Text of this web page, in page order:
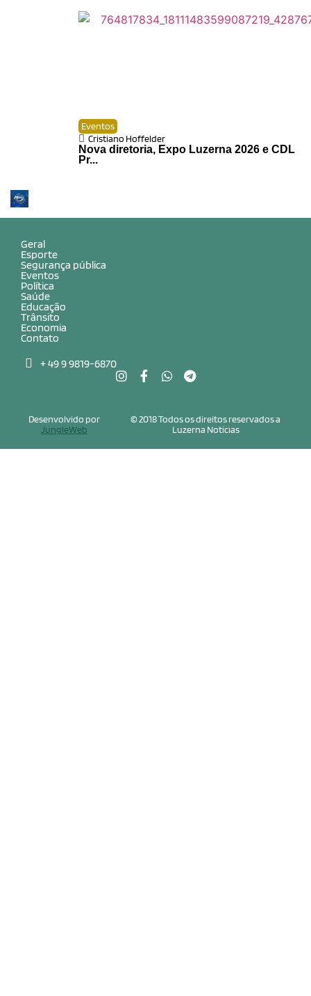
Eventos
Cristiano Hoffelder
Nova diretoria, Expo Luzerna 2026 e CDL
Pr...
Geral
Esporte
Segurança pública
Eventos
Política
Saúde
Educação
Trânsito
Economia
Contato
+ 49 9 9819-6870
© 2018 Todos os direitos reservados a
Luzerna Notícias
Desenvolvido por
JungleWeb